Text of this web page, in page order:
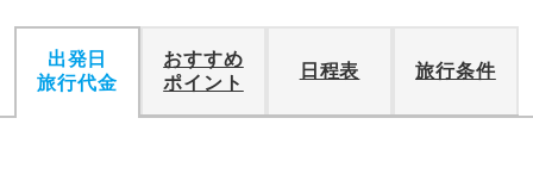
出発日
旅行代金
おすすめ
ポイント
日程表 旅行条件